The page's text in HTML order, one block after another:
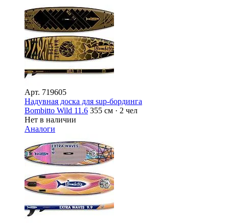
Арт. 719605
Надувная доска для sup-бординга
Bombitto Wild 11.6 355 см · 2 чел
Нет в наличии
Аналоги